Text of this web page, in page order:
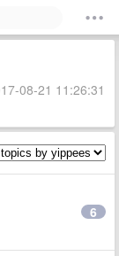
08-21 11:26:31
6